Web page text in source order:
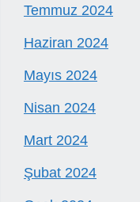
Temmuz 2024
Haziran 2024
Mayıs 2024
Nisan 2024
Mart 2024
Şubat 2024